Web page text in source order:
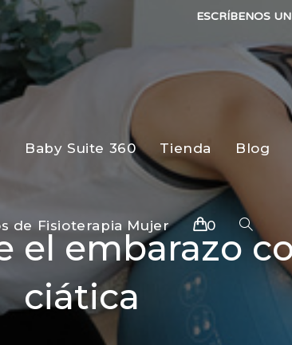
ESCRÍBENOS
Baby Suite 360 Tienda Blog
de Fisioterapia Mujer 0
el embarazo
ciática